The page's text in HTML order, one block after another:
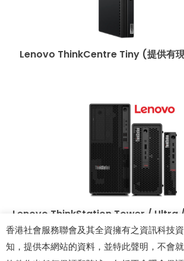
Lenovo ThinkCentre Tiny (提供有
Lenovo ThinkStation Tower / Ultra
貨資訊之型號)
香港社會服務聯會及其全資擁有之資訊科技
知，提供本網站的資料，並特此聲明，不會